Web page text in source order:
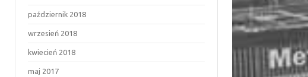
październik 2018
wrzesień 2018
kwiecień 2018
maj 2017